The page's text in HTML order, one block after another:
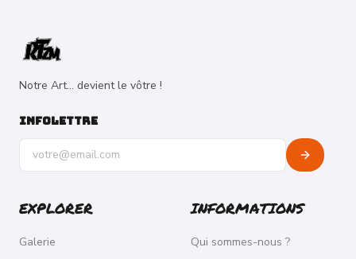
Notre Art... devient le vôtre !
INFOLETTRE
Adresse e-mail pour la newsletter
EXPLORER
Galerie
INFORMATIONS
Qui sommes-nous ?